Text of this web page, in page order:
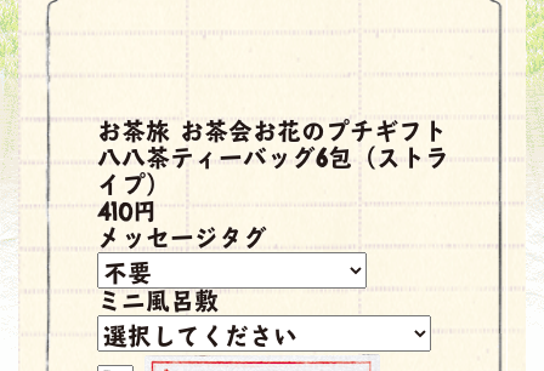
お茶旅 お茶会お花のプチギフト
八八茶ティーバッグ6包（ストラ
イプ）
410円
メッセージタグ
ミニ風呂敷